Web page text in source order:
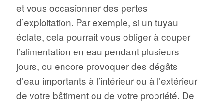
et vous occasionner des pertes
d’exploitation. Par exemple, si un tuyau
éclate, cela pourrait vous obliger à couper
l’alimentation en eau pendant plusieurs
jours, ou encore provoquer des dégâts
d’eau importants à l’intérieur ou à l’extérieur
de votre bâtiment ou de votre propriété. De